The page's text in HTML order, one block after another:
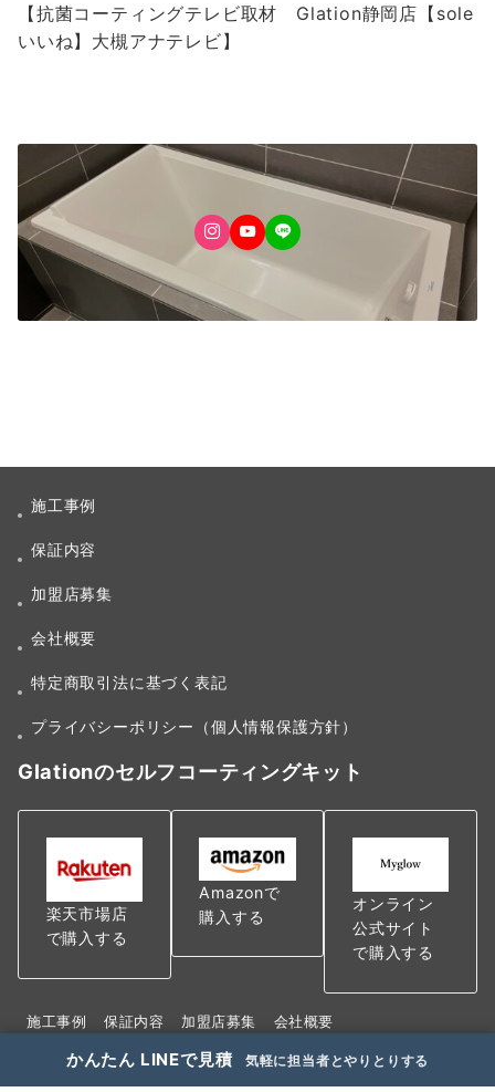
【抗菌コーティングテレビ取材 Glation静岡店【sole
いいね】大槻アナテレビ】
施工事例
保証内容
加盟店募集
会社概要
特定商取引法に基づく表記
プライバシーポリシー（個人情報保護方針）
Glationのセルフコーティングキット
楽天市場店
で購入する
Amazonで
購入する
オンライン
公式サイト
で購入する
施工事例 保証内容 加盟店募集
会社概要
特定商取引法に基づく表記
プライバシーポリシー（個人情報保護方針）
かんたん LINEで見積 気軽に担当者とやりとりする